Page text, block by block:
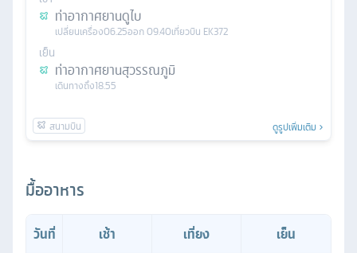
ท่าอากาศยานดูไบ
เปลี่ยนเครื่อง06.25ออก09.40เที่ยวบิน EK372
เย็น
ท่าอากาศยานสุวรรณภูมิ
เดินทางถึง18.55
ดูรูปเพิ่มเติม
มื้ออาหาร
วันที่ เช้า เที่ยง
เย็น